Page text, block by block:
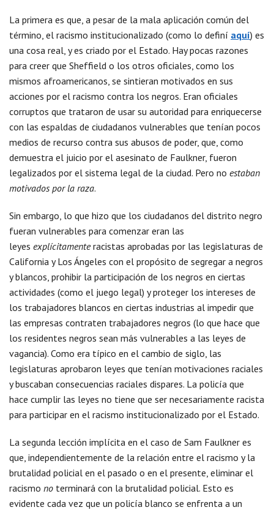
La primera es que, a pesar de la mala aplicación común del
término, el racismo institucionalizado (como lo definí aquí) es
una cosa real, y es criado por el Estado. Hay pocas razones
para creer que Sheffield o los otros oficiales, como los
mismos afroamericanos, se sintieran motivados en sus
acciones por el racismo contra los negros. Eran oficiales
corruptos que trataron de usar su autoridad para enriquecerse
con las espaldas de ciudadanos vulnerables que tenían pocos
medios de recurso contra sus abusos de poder, que, como
demuestra el juicio por el asesinato de Faulkner, fueron
legalizados por el sistema legal de la ciudad. Pero no estaban
motivados por la raza.
Sin embargo, lo que hizo que los ciudadanos del distrito negro
fueran vulnerables para comenzar eran las
leyes explícitamenteracistas aprobadas por las legislaturas de
California y Los Ángeles con el propósito de segregar a negros
y blancos, prohibir la participación de los negros en ciertas
actividades (como el juego legal) y proteger los intereses de
los trabajadores blancos en ciertas industrias al impedir que
las empresas contraten trabajadores negros (lo que hace que
los residentes negros sean más vulnerables a las leyes de
vagancia). Como era típico en el cambio de siglo, las
legislaturas aprobaron leyes que tenían motivaciones raciales
y buscaban consecuencias raciales dispares. La policía que
hace cumplir las leyes no tiene que ser necesariamente racista
para participar en el racismo institucionalizado por el Estado.
La segunda lección implícita en el caso de Sam Faulkner es
que, independientemente de la relación entre el racismo y la
brutalidad policial en el pasado o en el presente, eliminar el
racismo no terminará con la brutalidad policial. Esto es
evidente cada vez que un policía blanco se enfrenta a un